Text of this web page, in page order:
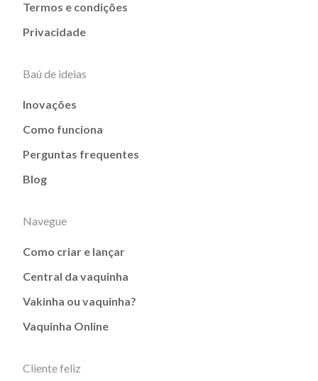
Termos e condições
Privacidade
Baú de ideias
Inovações
Como funciona
Perguntas frequentes
Blog
Navegue
Como criar e lançar
Central da vaquinha
Vakinha ou vaquinha?
Vaquinha Online
Cliente feliz